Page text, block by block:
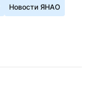
Новости ЯНАО